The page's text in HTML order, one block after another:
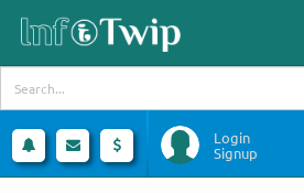
Login
Signup